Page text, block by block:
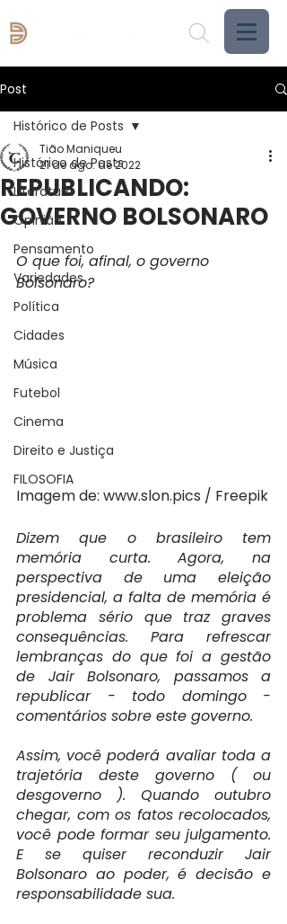
Post
Histórico de Posts
Literatura
Opinião
Pensamento
Variedades
Política
Cidades
Música
Futebol
Cinema
Direito e Justiça
FILOSOFIA
Histórico de Posts
REPUBLICANDO:
GOVERNO BOLSONARO
Tião Maniqueu
21 de ago. de 2022
O que foi, afinal, o governo
Bolsonaro?
Imagem de: www.slon.pics / Freepik
Dizem que o brasileiro tem
memória curta. Agora, na
perspectiva de uma eleição
presidencial, a falta de memória é
problema sério que traz graves
consequências. Para refrescar
lembranças do que foi a gestão
de Jair Bolsonaro, passamos a
republicar - todo domingo -
comentários sobre este governo.
Assim, você poderá avaliar toda a
trajetória deste governo ( ou
desgoverno ). Quando outubro
chegar, com os fatos recolocados,
você pode formar seu julgamento.
E se quiser reconduzir Jair
Bolsonaro ao poder, é decisão e
responsabilidade sua.